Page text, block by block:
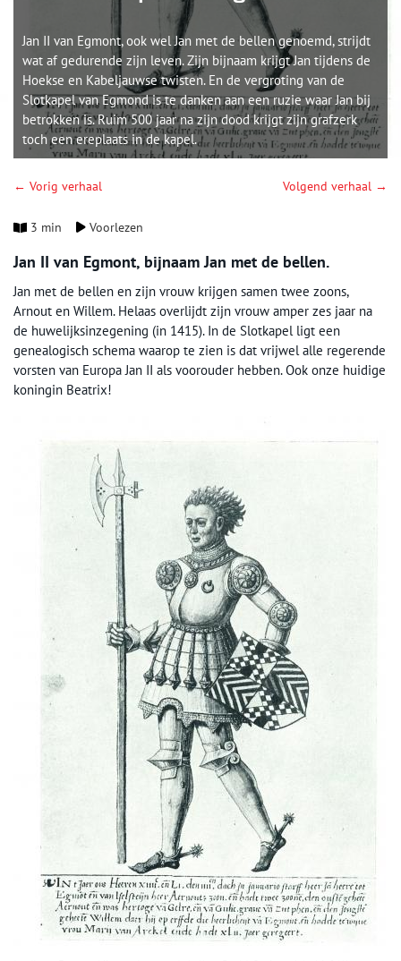
Jan II van Egmont, ook wel Jan met de bellen genoemd, strijdt
wat af gedurende zijn leven. Zijn bijnaam krijgt Jan tijdens de
Hoekse en Kabeljauwse twisten. En de vergroting van de
Slotkapel van Egmond is te danken aan een ruzie waar Jan bij
betrokken is. Ruim 500 jaar na zijn dood krijgt zijn grafzerk
toch een ereplaats in de kapel.
← Vorig verhaal Volgend verhaal →
3 min Voorlezen
Jan II van Egmont, bijnaam Jan met de bellen.
Jan met de bellen en zijn vrouw krijgen samen twee zoons,
Arnout en Willem. Helaas overlijdt zijn vrouw amper zes jaar na
de huwelijksinzegening (in 1415). In de Slotkapel ligt een
genealogisch schema waarop te zien is dat vrijwel alle regerende
vorsten van Europa Jan II als voorouder hebben. Ook onze huidige
koningin Beatrix!